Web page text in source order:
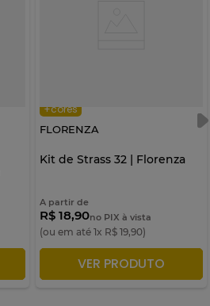
+cores
FLORENZA
Kit de Strass 32 | Florenza
A partir de
R$ 18,90no PIX à vista
(ou em até 1x R$ 19,90)
ADICIONAR À SACOLA
VER PRODUTO